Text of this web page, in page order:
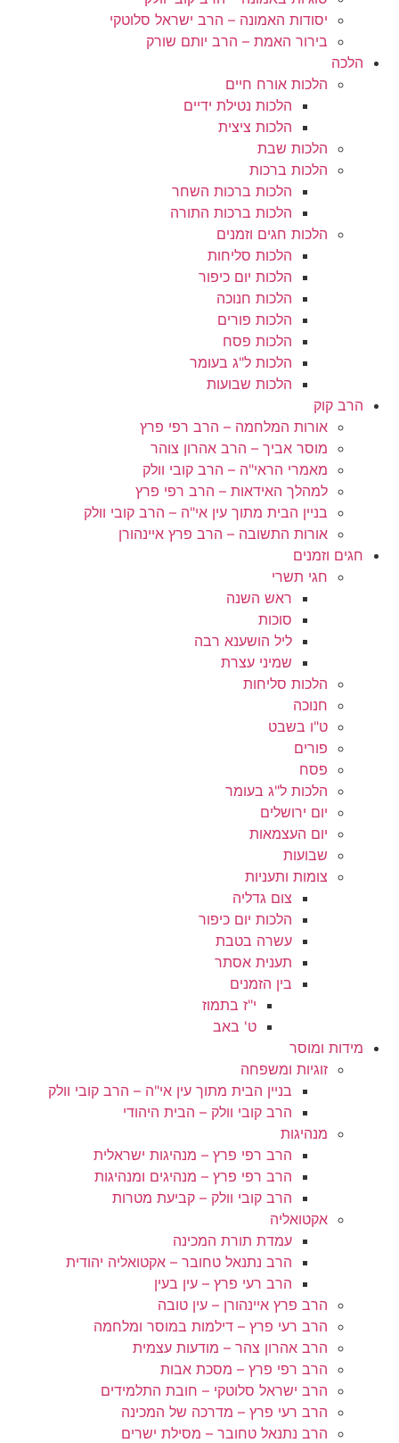
יסודות האמונה – הרב ישראל סלוטקי
בירור האמת – הרב יותם שורק
הלכה
הלכות אורח חיים
הלכות נטילת ידיים
הלכות ציצית
הלכות שבת
הלכות ברכות
הלכות ברכות השחר
הלכות ברכות התורה
הלכות חגים וזמנים
הלכות סליחות
הלכות יום כיפור
הלכות חנוכה
הלכות פורים
הלכות פסח
הלכות ל"ג בעומר
הלכות שבועות
הרב קוק
אורות המלחמה – הרב רפי פרץ
מוסר אביך – הרב אהרון צוהר
מאמרי הראי"ה – הרב קובי וולק
למהלך האידאות – הרב רפי פרץ
בניין הבית מתוך עין אי"ה – הרב קובי וולק
אורות התשובה – הרב פרץ איינהורן
חגים וזמנים
חגי תשרי
ראש השנה
סוכות
ליל הושענא רבה
שמיני עצרת
הלכות סליחות
חנוכה
ט"ו בשבט
פורים
פסח
הלכות ל"ג בעומר
יום ירושלים
יום העצמאות
שבועות
צומות ותעניות
צום גדליה
הלכות יום כיפור
עשרה בטבת
תענית אסתר
בין הזמנים
י"ז בתמוז
ט' באב
מידות ומוסר
זוגיות ומשפחה
בניין הבית מתוך עין אי"ה – הרב קובי וולק
הרב קובי וולק – הבית היהודי
מנהיגות
הרב רפי פרץ – מנהיגות ישראלית
הרב רפי פרץ – מנהיגים ומנהיגות
הרב קובי וולק – קביעת מטרות
אקטואליה
עמדת תורת המכינה
הרב נתנאל טחובר – אקטואליה יהודית
הרב רעי פרץ – עין בעין
הרב פרץ איינהורן – עין טובה
הרב רעי פרץ – דילמות במוסר ומלחמה
הרב אהרון צהר – מודעות עצמית
הרב רפי פרץ – מסכת אבות
הרב ישראל סלוטקי – חובת התלמידים
הרב רעי פרץ – מדרכה של המכינה
הרב נתנאל טחובר – מסילת ישרים